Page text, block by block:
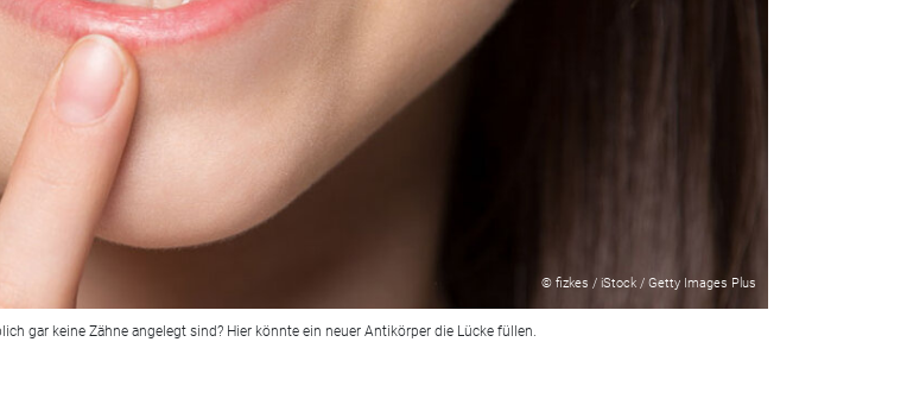
© fizkes / iStock / Getty Images Plus
gar keine Zähne angelegt sind? Hier könnte ein neuer Antikörper die Lücke füllen.